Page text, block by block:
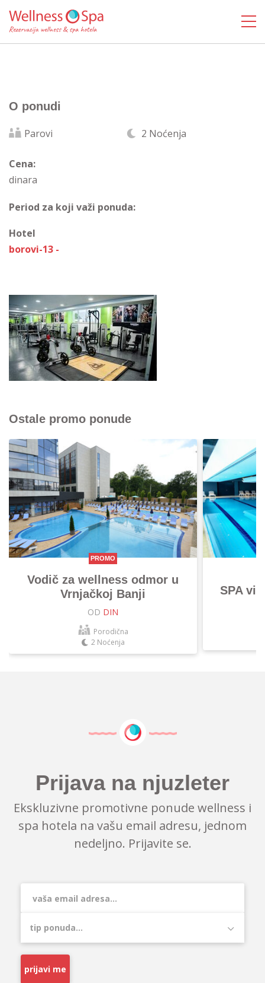
O ponudi
Parovi 2 Noćenja
Cena:
dinara
Period za koji važi ponuda:
Hotel
borovi-13 -
Ostale promo ponude
PROMO
Vodič za wellness odmor u
Vrnjačkoj Banji
OD DIN
Porodična
2 Noćenja
SPA
Prijava na njuzleter
Ekskluzivne promotivne ponude wellness i
spa hotela na vašu email adresu, jednom
nedeljno. Prijavite se.
prijavi me